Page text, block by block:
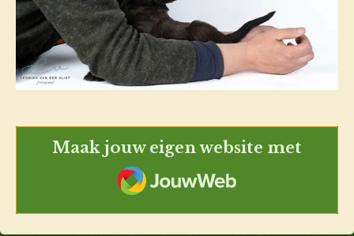
Maak jouw eigen website met
JouwWeb